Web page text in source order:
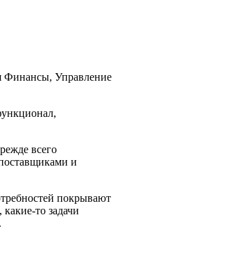
Финансы, Управление
всего
и
покрывают
то задачи